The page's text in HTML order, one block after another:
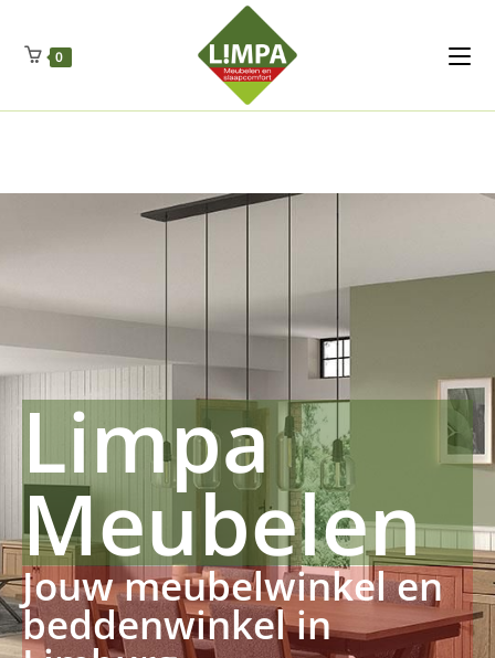
Regenschut
Drueckerpro
Fettsauren Dekemax Kapselmed
Luftkuhlen Zauberfan Netzfenste Insektensc
0
Limpa
Meubelen
Jouw meubelwinkel en
beddenwinkel in